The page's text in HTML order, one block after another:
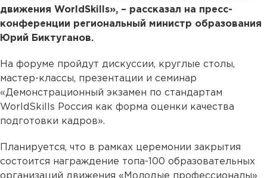
движения WorldSkills», – рассказал на пресс-
конференции региональный министр образования
Юрий Биктуганов.
На форуме пройдут дискуссии, круглые столы,
мастер-классы, презентации и семинар
«Демонстрационный экзамен по стандартам
WorldSkills Россия как форма оценки качества
подготовки кадров».
Планируется, что в рамках церемонии закрытия
состоится награждение топа-100 образовательных
организаций движения «Молодые профессионалы»